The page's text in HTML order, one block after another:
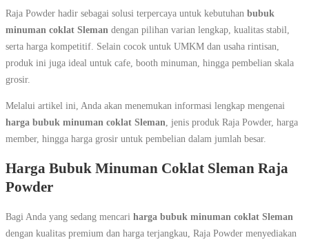
Raja Powder hadir sebagai solusi terpercaya untuk kebutuhan bubuk
minuman coklat Sleman dengan pilihan varian lengkap, kualitas stabil,
serta harga kompetitif. Selain cocok untuk UMKM dan usaha rintisan,
produk ini juga ideal untuk cafe, booth minuman, hingga pembelian skala
grosir.
Melalui artikel ini, Anda akan menemukan informasi lengkap mengenai
harga bubuk minuman coklat Sleman, jenis produk Raja Powder, harga
member, hingga harga grosir untuk pembelian dalam jumlah besar.
Harga Bubuk Minuman Coklat Sleman Raja
Powder
Bagi Anda yang sedang mencari harga bubuk minuman coklat Sleman
dengan kualitas premium dan harga terjangkau, Raja Powder menyediakan